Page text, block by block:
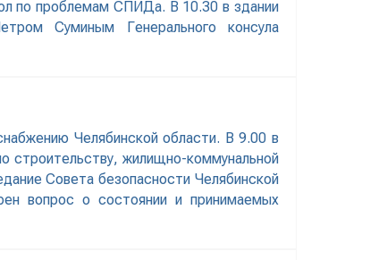
по проблемам СПИДа. В 10.30 в здании
Суминым Генерального консула
Челябинской области. В 9.00 в
строительству, жилищно-коммунальной
Совета безопасности Челябинской
вопрос о состоянии и принимаемых